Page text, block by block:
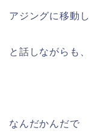
アジングに移動
と話しながらも、
なんだかんだで